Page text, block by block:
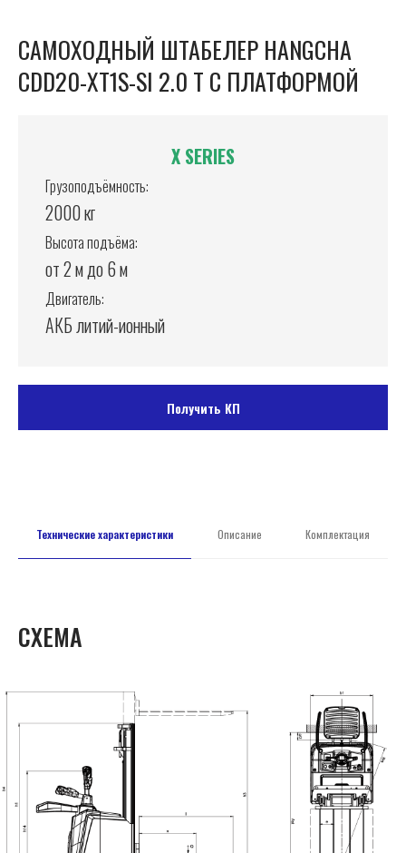
САМОХОДНЫЙ ШТАБЕЛЕР HANGCHA
CDD20-XT1S-SI 2.0 Т С ПЛАТФОРМОЙ
X SERIES
Грузоподъёмность:
2000 кг
Высота подъёма:
от 2 м до 6 м
Двигатель:
АКБ литий-ионный
Получить КП
Технические характеристики Описание Комплектация
СХЕМА